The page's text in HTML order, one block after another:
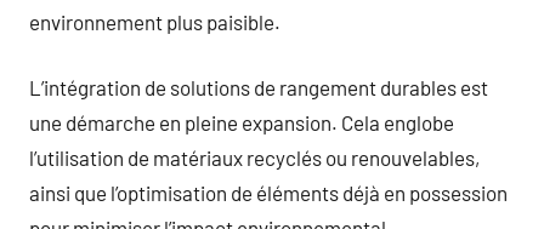
environnement plus paisible.
L’intégration de solutions de rangement durables est
une démarche en pleine expansion. Cela englobe
l’utilisation de matériaux recyclés ou renouvelables,
ainsi que l’optimisation de éléments déjà en possession